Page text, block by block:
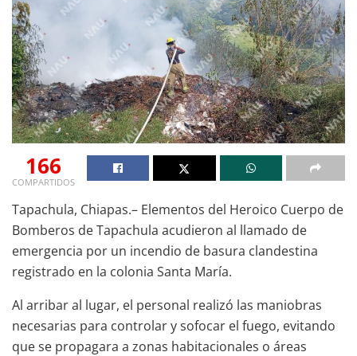
166
COMPARTIDOS
Tapachula, Chiapas.– Elementos del Heroico Cuerpo de
Bomberos de Tapachula acudieron al llamado de
emergencia por un incendio de basura clandestina
registrado en la colonia Santa María.
Al arribar al lugar, el personal realizó las maniobras
necesarias para controlar y sofocar el fuego, evitando
que se propagara a zonas habitacionales o áreas